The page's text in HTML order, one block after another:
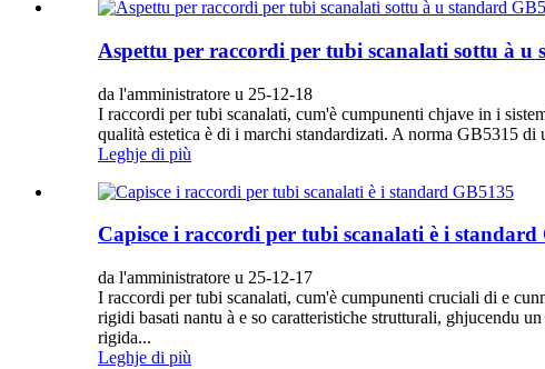
Aspettu per raccordi per tubi scanalati sottu à
da l'amministratore u 25-12-18
I raccordi per tubi scanalati, cum'è cumpunenti chjave in i
qualità estetica è di i marchi standardizati. A norma GB5315
Leghje di più
Capisce i raccordi per tubi scanalati è i standard
da l'amministratore u 25-12-17
I raccordi per tubi scanalati, cum'è cumpunenti cruciali di e
rigidi basati nantu à e so caratteristiche strutturali, ghjucendu
rigida...
Leghje di più